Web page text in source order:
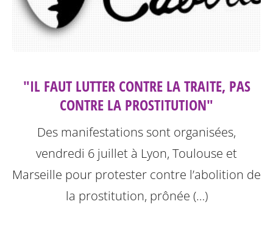
"IL FAUT LUTTER CONTRE LA TRAITE, PAS
CONTRE LA PROSTITUTION"
Des manifestations sont organisées,
vendredi 6 juillet à Lyon, Toulouse et
Marseille pour protester contre l’abolition de
la prostitution, prônée (…)